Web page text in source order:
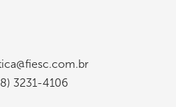
3231-4106